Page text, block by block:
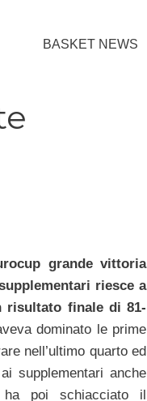
BASKET NEWS
grande vittoria
riesce a
risultato finale di 81-
dominato le prime
nell’ultimo quarto ed
supplementari anche
ha poi schiacciato il